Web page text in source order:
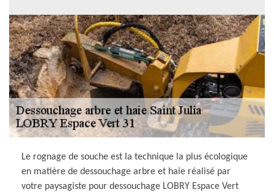
Le rognage de souche est la technique la plus écologique
en matière de dessouchage arbre et haie réalisé par
votre paysagiste pour dessouchage LOBRY Espace Vert